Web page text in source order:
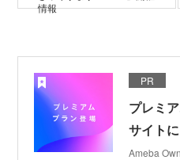
情報
PR
プレミ
サイトに
Ameba